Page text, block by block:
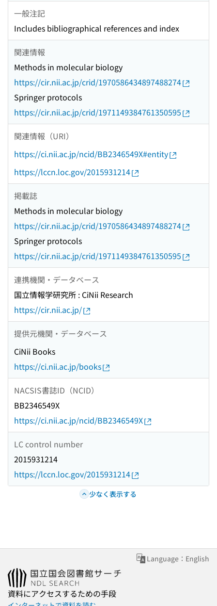
一般注記
Includes bibliographical references and index
関連情報
Methods in molecular biology
https://cir.nii.ac.jp/crid/1970586434897488274
Springer protocols
https://cir.nii.ac.jp/crid/1971149384761350595
関連情報（URI）
https://ci.nii.ac.jp/ncid/BB2346549X#entity
https://lccn.loc.gov/2015931214
掲載誌
Methods in molecular biology
https://cir.nii.ac.jp/crid/1970586434897488274
Springer protocols
https://cir.nii.ac.jp/crid/1971149384761350595
連携機関・データベース
国立情報学研究所 : CiNii Research
https://cir.nii.ac.jp/
提供元機関・データベース
CiNii Books
https://ci.nii.ac.jp/books
NACSIS書誌ID（NCID）
BB2346549X
https://ci.nii.ac.jp/ncid/BB2346549X
LC control number
2015931214
https://lccn.loc.gov/2015931214
少なく表示する
Language：English
資料にアクセスするための手段